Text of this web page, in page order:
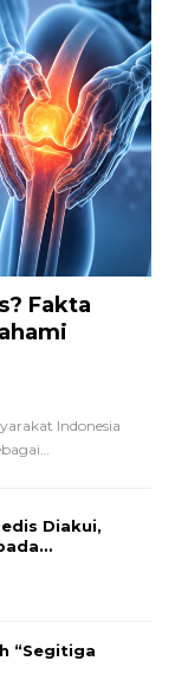
Fakta
Indonesia
Diakui,
“Segitiga